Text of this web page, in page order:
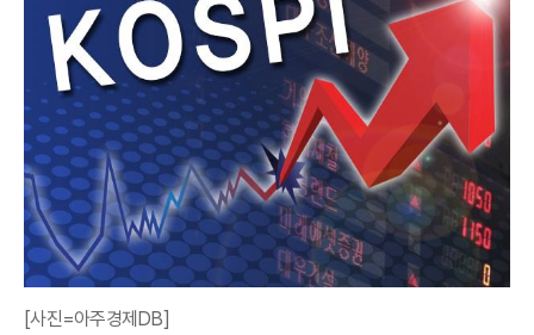
[사진=아주경제DB]